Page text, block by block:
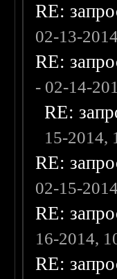
RE:
02-13-
RE:
- 02-14-
RE:
15-2014,
RE:
02-15-
RE:
16-2014,
RE: